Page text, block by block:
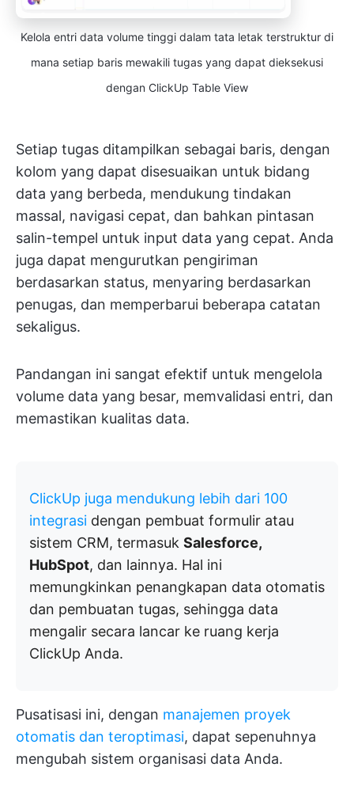
Kelola entri data volume tinggi dalam tata letak terstruktur di
mana setiap baris mewakili tugas yang dapat dieksekusi
dengan ClickUp Table View
Setiap tugas ditampilkan sebagai baris, dengan
kolom yang dapat disesuaikan untuk bidang
data yang berbeda, mendukung tindakan
massal, navigasi cepat, dan bahkan pintasan
salin-tempel untuk input data yang cepat. Anda
juga dapat mengurutkan pengiriman
berdasarkan status, menyaring berdasarkan
penugas, dan memperbarui beberapa catatan
sekaligus.
Pandangan ini sangat efektif untuk mengelola
volume data yang besar, memvalidasi entri, dan
memastikan kualitas data.
ClickUp juga mendukung lebih dari 100
integrasi dengan pembuat formulir atau
sistem CRM, termasuk Salesforce,
HubSpot, dan lainnya. Hal ini
memungkinkan penangkapan data otomatis
dan pembuatan tugas, sehingga data
mengalir secara lancar ke ruang kerja
ClickUp Anda.
Pusatisasi ini, dengan manajemen proyek
otomatis dan teroptimasi, dapat sepenuhnya
mengubah sistem organisasi data Anda.